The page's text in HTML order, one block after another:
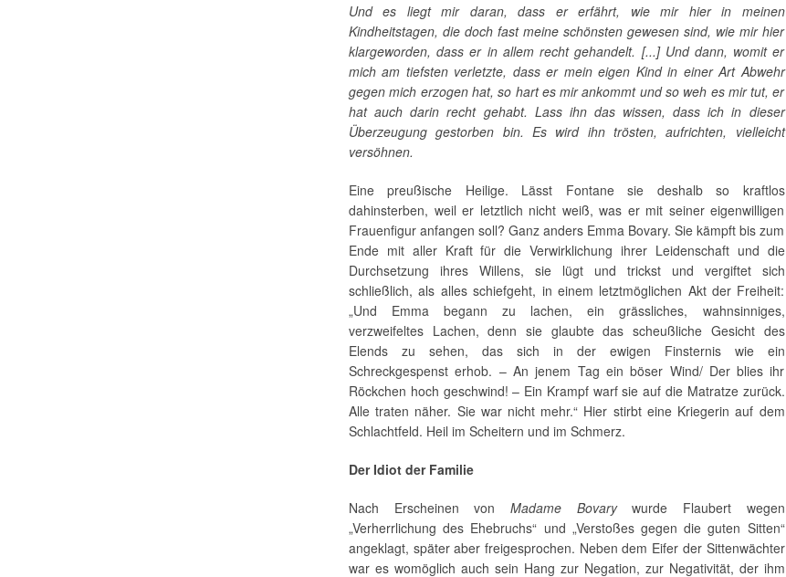
Und es liegt mir daran, dass er erfährt, wie mir hier in meinen
Kindheitstagen, die doch fast meine schönsten gewesen sind, wie mir hier
klargeworden, dass er in allem recht gehandelt. [...] Und dann, womit er
mich am tiefsten verletzte, dass er mein eigen Kind in einer Art Abwehr
gegen mich erzogen hat, so hart es mir ankommt und so weh es mir tut, er
hat auch darin recht gehabt. Lass ihn das wissen, dass ich in dieser
Überzeugung gestorben bin. Es wird ihn trösten, aufrichten, vielleicht
versöhnen.
Eine preußische Heilige. Lässt Fontane sie deshalb so kraftlos
dahinsterben, weil er letztlich nicht weiß, was er mit seiner eigenwilligen
Frauenfigur anfangen soll? Ganz anders Emma Bovary. Sie kämpft bis zum
Ende mit aller Kraft für die Verwirklichung ihrer Leidenschaft und die
Durchsetzung ihres Willens, sie lügt und trickst und vergiftet sich
schließlich, als alles schiefgeht, in einem letztmöglichen Akt der Freiheit:
„Und Emma begann zu lachen, ein grässliches, wahnsinniges,
verzweifeltes Lachen, denn sie glaubte das scheußliche Gesicht des
Elends zu sehen, das sich in der ewigen Finsternis wie ein
Schreckgespenst erhob. – An jenem Tag ein böser Wind/ Der blies ihr
Röckchen hoch geschwind! – Ein Krampf warf sie auf die Matratze zurück.
Alle traten näher. Sie war nicht mehr.“ Hier stirbt eine Kriegerin auf dem
Schlachtfeld. Heil im Scheitern und im Schmerz.
Der Idiot der Familie
Nach Erscheinen von Madame Bovarywurde Flaubert wegen
„Verherrlichung des Ehebruchs“ und „Verstoßes gegen die guten Sitten“
angeklagt, später aber freigesprochen. Neben dem Eifer der Sittenwächter
war es womöglich auch sein Hang zur Negation, zur Negativität, der ihm